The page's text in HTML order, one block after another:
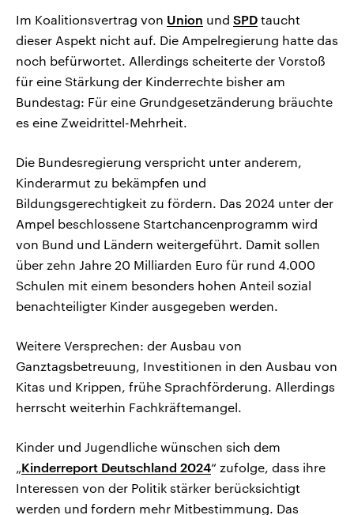
Im Koalitionsvertrag von Union und SPD taucht
dieser Aspekt nicht auf. Die Ampelregierung hatte das
noch befürwortet. Allerdings scheiterte der Vorstoß
für eine Stärkung der Kinderrechte bisher am
Bundestag: Für eine Grundgesetzänderung bräuchte
es eine Zweidrittel-Mehrheit.
Die Bundesregierung verspricht unter anderem,
Kinderarmut zu bekämpfen und
Bildungsgerechtigkeit zu fördern. Das 2024 unter der
Ampel beschlossene Startchancenprogramm wird
von Bund und Ländern weitergeführt. Damit sollen
über zehn Jahre 20 Milliarden Euro für rund 4.000
Schulen mit einem besonders hohen Anteil sozial
benachteiligter Kinder ausgegeben werden.
Weitere Versprechen: der Ausbau von
Ganztagsbetreuung, Investitionen in den Ausbau von
Kitas und Krippen, frühe Sprachförderung. Allerdings
herrscht weiterhin Fachkräftemangel.
Kinder und Jugendliche wünschen sich dem
„Kinderreport Deutschland 2024“ zufolge, dass ihre
Interessen von der Politik stärker berücksichtigt
werden und fordern mehr Mitbestimmung. Das